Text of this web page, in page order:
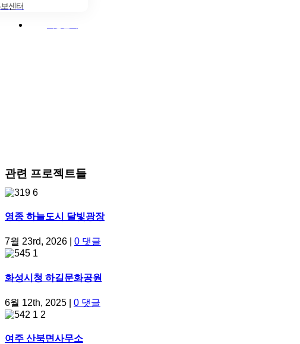
센터
관련 프로젝트들
영종 하늘도시 달빛광장
7월 23rd, 2026 0 댓글
화성시청 하길문화공원
6월 12th, 2025 0 댓글
여주 산북면사무소